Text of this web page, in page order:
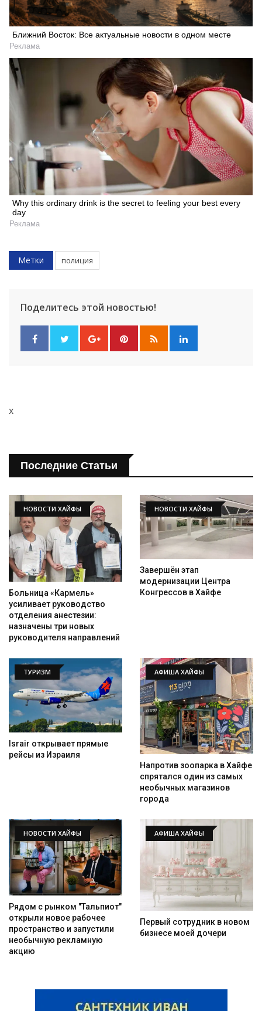
Ближний Восток: Все актуальные новости в одном месте
Реклама
Why this ordinary drink is the secret to feeling your best every
day
Реклама
Метки полиция
Поделитесь этой новостью!
x
Последние Статьи
НОВОСТИ ХАЙФЫ
Больница «Кармель»
усиливает руководство
отделения анестезии:
назначены три новых
руководителя направлений
НОВОСТИ ХАЙФЫ
Завершён этап
модернизации Центра
Конгрессов в Хайфе
ТУРИЗМ
Israir открывает прямые
рейсы из Израиля
АФИША ХАЙФЫ
Напротив зоопарка в Хайфе
спрятался один из самых
необычных магазинов
города
НОВОСТИ ХАЙФЫ
Рядом с рынком "Тальпиот"
открыли новое рабочее
пространство и запустили
необычную рекламную
акцию
АФИША ХАЙФЫ
Первый сотрудник в новом
бизнесе моей дочери